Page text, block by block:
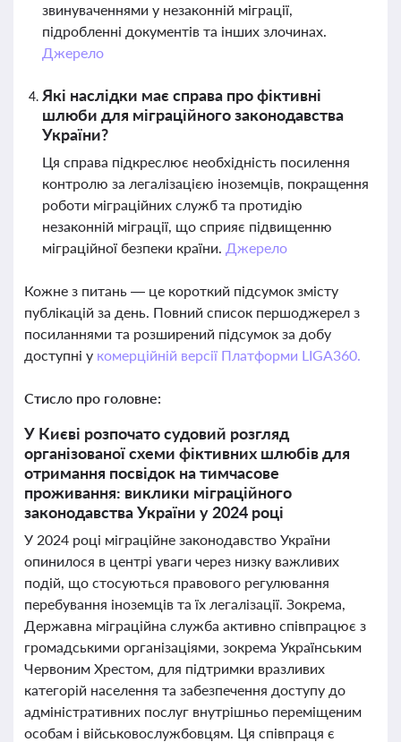
звинуваченнями у незаконній міграції,
підробленні документів та інших злочинах.
Джерело
Які наслідки має справа про фіктивні
шлюби для міграційного законодавства
України?
Ця справа підкреслює необхідність посилення
контролю за легалізацією іноземців, покращення
роботи міграційних служб та протидію
незаконній міграції, що сприяє підвищенню
міграційної безпеки країни. Джерело
Кожне з питань — це короткий підсумок змісту
публікацій за день. Повний список першоджерел з
посиланнями та розширений підсумок за добу
доступні у комерційній версії Платформи LIGA360.
Стисло про головне:
У Києві розпочато судовий розгляд
організованої схеми фіктивних шлюбів для
отримання посвідок на тимчасове
проживання: виклики міграційного
законодавства України у 2024 році
У 2024 році міграційне законодавство України
опинилося в центрі уваги через низку важливих
подій, що стосуються правового регулювання
перебування іноземців та їх легалізації. Зокрема,
Державна міграційна служба активно співпрацює з
громадськими організаціями, зокрема Українським
Червоним Хрестом, для підтримки вразливих
категорій населення та забезпечення доступу до
адміністративних послуг внутрішньо переміщеним
особам і військовослужбовцям. Ця співпраця є